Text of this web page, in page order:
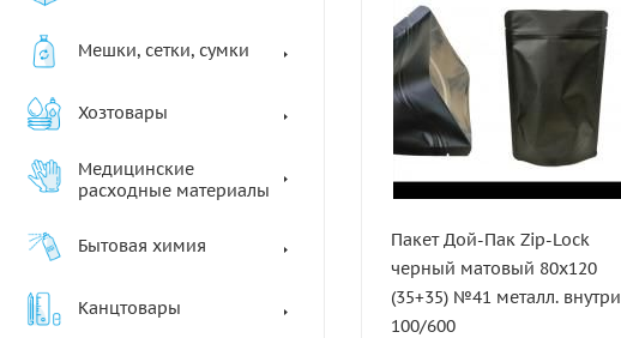
Мешки, сетки, сумки
Хозтовары
Медицинские
расходные материалы
Бытовая химия
Канцтовары
Пакет Дой-Пак Zip-Lock
черный матовый 80х120
(35+35) №41 металл. внутри
100/600